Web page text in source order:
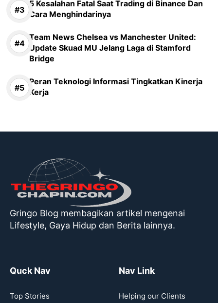
5 Kesalahan Fatal Saat Trading di Binance Dan
Cara Menghindarinya
Team News Chelsea vs Manchester United:
Update Skuad MU Jelang Laga di Stamford
Bridge
Peran Teknologi Informasi Tingkatkan Kinerja
Kerja
Gringo Blog membagikan artikel mengenai
Lifestyle, Gaya Hidup dan Berita lainnya.
Quck Nav
Top Stories
Nav Link
Helping our Clients